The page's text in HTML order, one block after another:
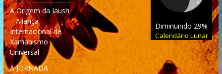
A Origem da Iaush
– Aliança
Internacional de
Xamanismo
Universal
A JORNADA
Diminuindo 29%
Calendário Lunar